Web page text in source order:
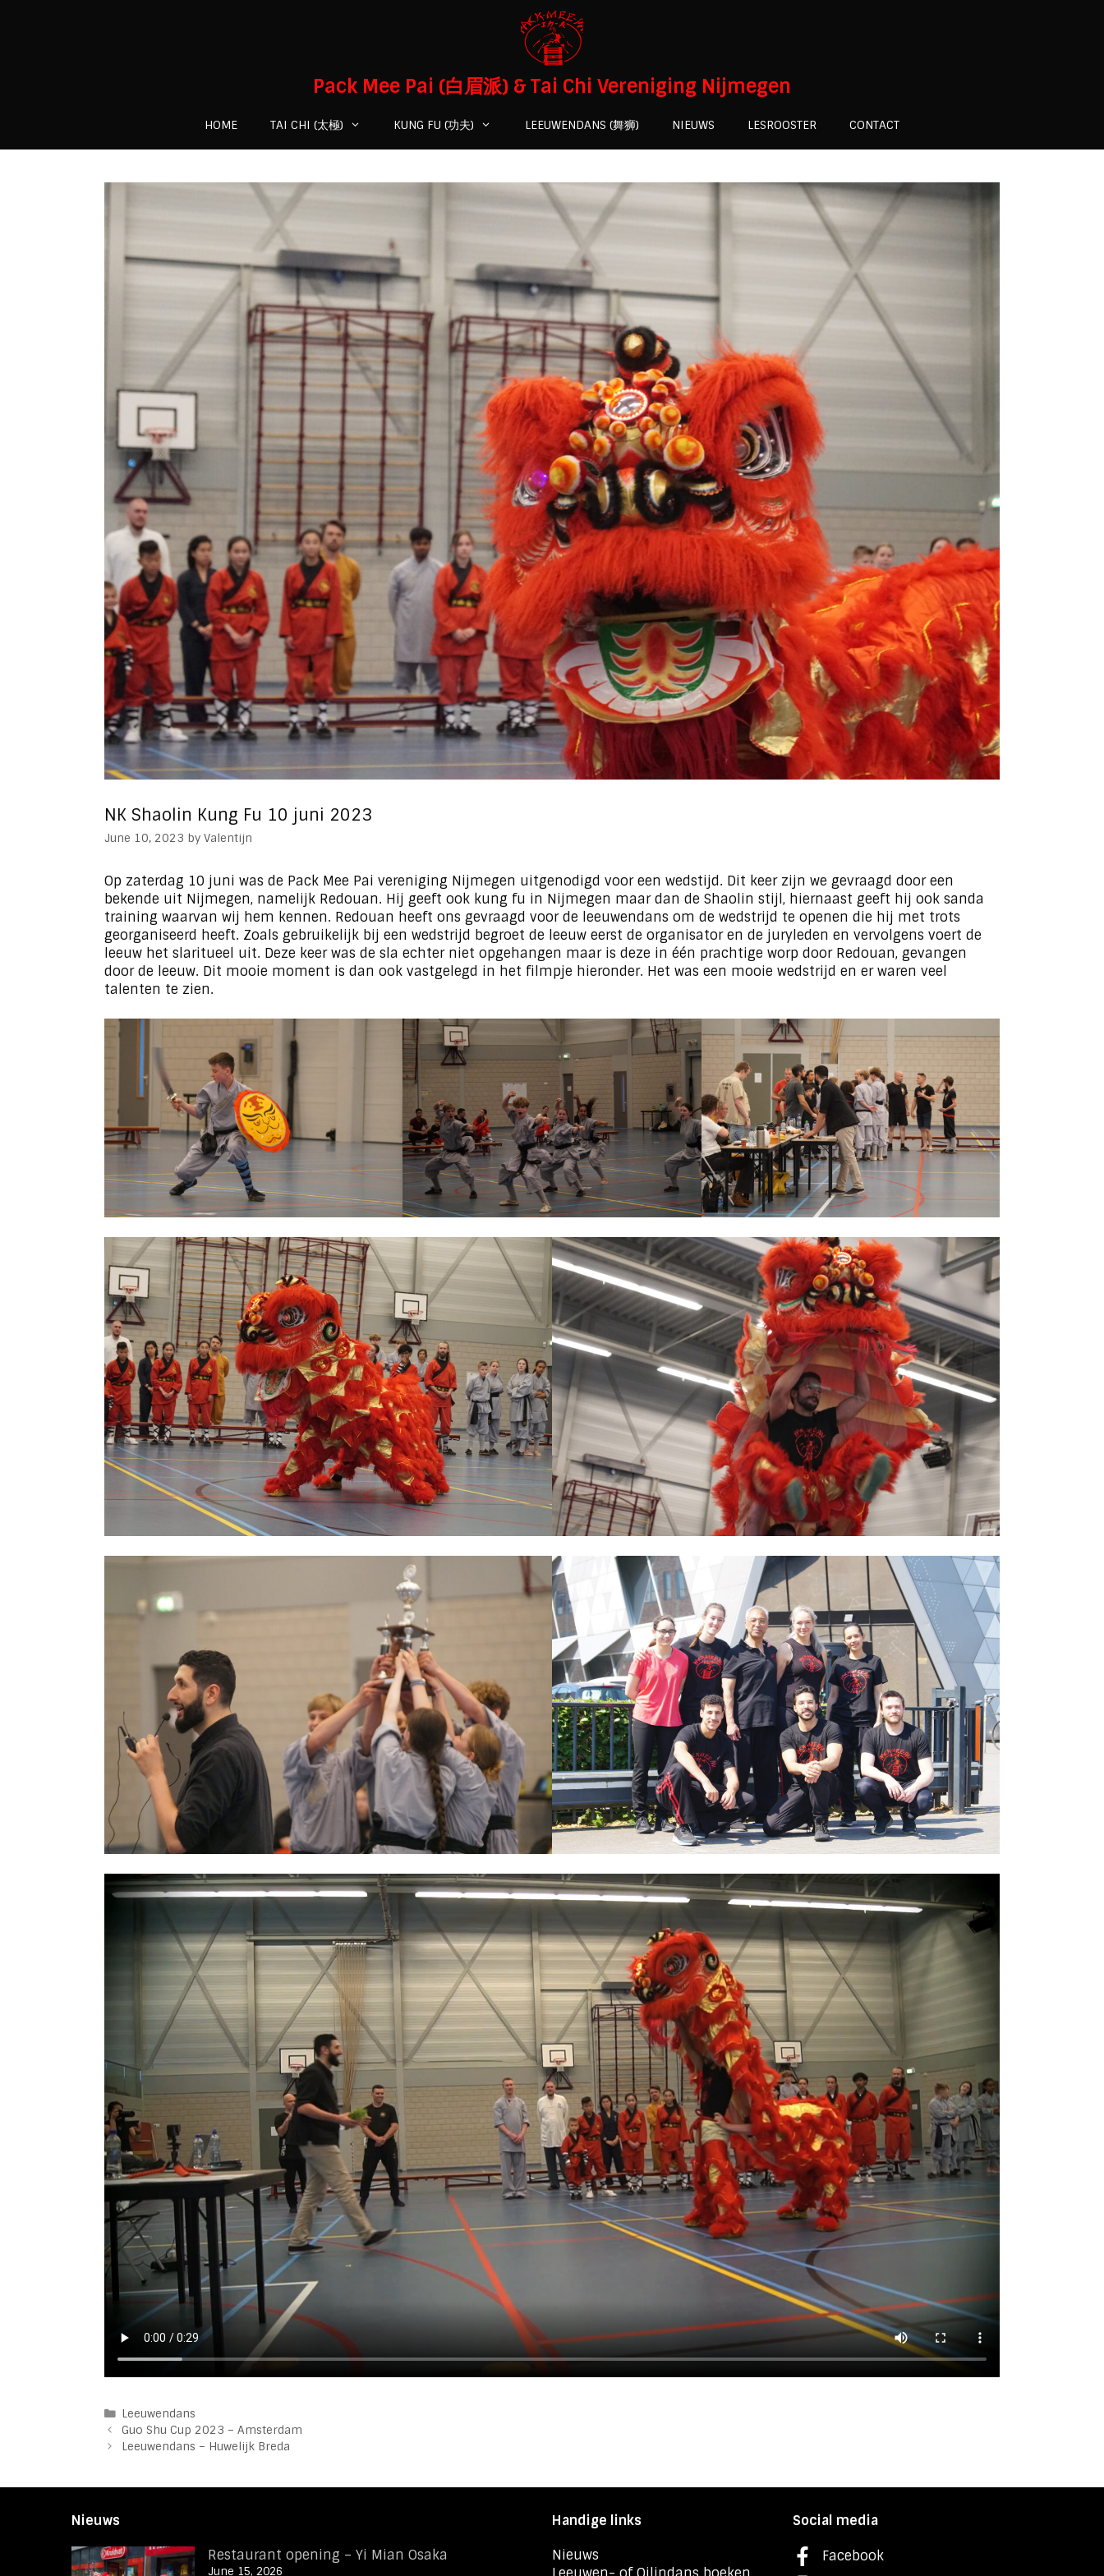
Pack Mee Pai (白眉派) & Tai Chi Vereniging Nijmegen
HOME TAI CHI (太極) KUNG FU (功夫) LEEUWENDANS (舞狮) NIEUWS LESROOSTER CONTACT
NK Shaolin Kung Fu 10 juni 2023
June 10, 2023 by Valentijn
Op zaterdag 10 juni was de Pack Mee Pai vereniging Nijmegen uitgenodigd voor een wedstijd. Dit keer zijn we gevraagd door een
bekende uit Nijmegen, namelijk Redouan. Hij geeft ook kung fu in Nijmegen maar dan de Shaolin stijl, hiernaast geeft hij ook sanda
training waarvan wij hem kennen. Redouan heeft ons gevraagd voor de leeuwendans om de wedstrijd te openen die hij met trots
georganiseerd heeft. Zoals gebruikelijk bij een wedstrijd begroet de leeuw eerst de organisator en de juryleden en vervolgens voert de
leeuw het slaritueel uit. Deze keer was de sla echter niet opgehangen maar is deze in één prachtige worp door Redouan, gevangen
door de leeuw. Dit mooie moment is dan ook vastgelegd in het filmpje hieronder. Het was een mooie wedstrijd en er waren veel
talenten te zien.
Categories
Leeuwendans
Guo Shu Cup 2023 – Amsterdam
Leeuwendans – Huwelijk Breda
Nieuws
Restaurant opening – Yi Mian Osaka
June 15, 2026
Handige links
Nieuws
Social media
Facebook